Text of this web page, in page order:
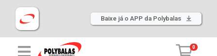
Baixe já o APP da Polybalas
0